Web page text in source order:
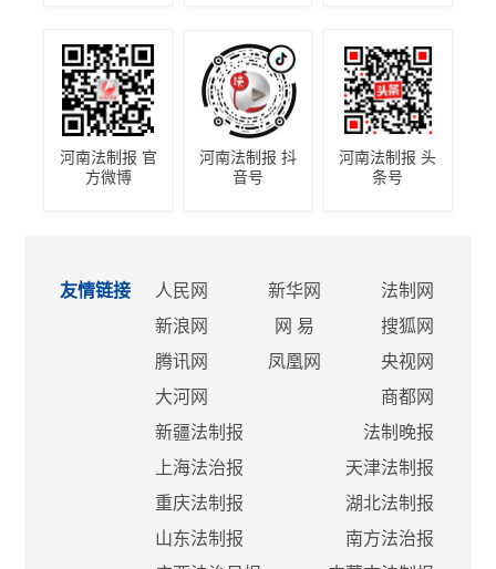
河南法制报 官
方微博
河南法制报 抖
音号
河南法制报 头
条号
友情链接 人民网 新华网
法制网
新浪网
网 易
搜狐网
腾讯网
凤凰网
央视网
大河网
商都网
新疆法制报
法制晚报
上海法治报
天津法制报
重庆法制报
湖北法制报
山东法制报
南方法治报